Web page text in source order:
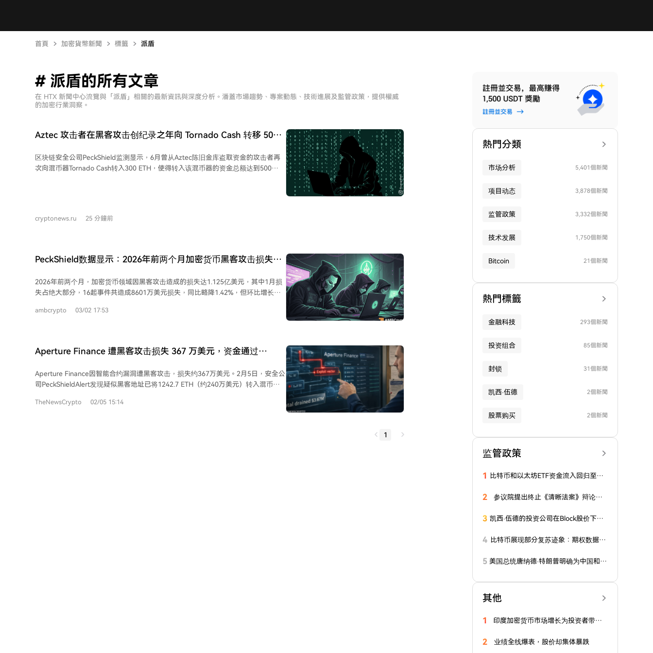
首頁 加密貨幣新聞 標籤 派盾
# 派盾的所有文章
在 HTX 新聞中心流覽與「派盾」相關的最新資訊與深度分析。潘蓋市場趨勢、專案動態、技術進展及監管政策，提供權威
的加密行業洞察。
Aztec 攻击者在黑客攻击创纪录之年向 Tornado Cash 转移 500
区块链安全公司PeckShield监测显示，6月曾从Aztec陈旧金库盗取资金的攻击者再
次向混币器Tornado Cash转入300 ETH，使得转入该混币器的资金总额达到500
剩余价值约8.8万美元的资产。安全公司Blockaid指出，漏洞并非源于Aztec的基础密
下降。Tornado Cash在2026年仍处理了以太坊链上大部分混币活动，且研究显示其
在研究期间涉及了约78.33%的以太坊黑客攻击资金转移。尽管美国财政部已于2025
已停用的智能合约若仍存有资金，可能长期构成安全风险，且黑客洗钱手法日趋模
式化。
cryptonews.ru 25 分鐘前
PeckShield数据显示：2026年前两个月加密货币黑客攻击损失达
2026年前两个月，加密货币领域因黑客攻击造成的损失达1.125亿美元，其中1月损
失占绝大部分，16起事件共造成8601万美元损失，同比略降1.42%，但环比增长
SwapNet（1330万美元）等大型协议漏洞。此外，1月网络钓鱼相关损失超过3亿美
YieldBlox DAO（1000万美元）和IoTeX桥（880万美元）。 总体来看，损失呈现高
度集中和波动性特点，系统性风险仍未解决，尤其在跨链和DeFi领域。
ambcrypto 03/02 17:53
Aperture Finance 遭黑客攻击损失 367 万美元，资金通过
Aperture Finance因智能合约漏洞遭黑客攻击，损失约367万美元。2月5日，安全公
司PeckShieldAlert发现疑似黑客地址已将1242.7 ETH（约240万美元）转入混币器
版本合约。攻击者利用合约审批机制和函数调用的缺陷盗取资金。Aperture
TheNewsCrypto 02/05 15:14
1
熱門分類
市场分析 5,401個新聞
项目动态 3,878個新聞
监管政策 3,332個新聞
技术发展 1,750個新聞
Bitcoin 21個新聞
熱門標籤
金融科技 293個新聞
投资组合 85個新聞
封锁 31個新聞
凯西·伍德 2個新聞
股票购买 2個新聞
监管政策
1
比特币和以太坊ETF资金流入回归至四
2
参议院提出终止《清晰法案》辩论的
3 凯西·伍德的投资公司在Block股价下跌
4 比特币展现部分复苏迹象：期权数据出
5 美国总统唐纳德·特朗普明确为中国和比
其他
1
印度加密货币市场增长为投资者带来
2 业绩全线爆表，股价却集体暴跌